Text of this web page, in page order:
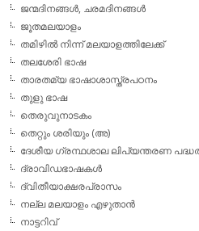
ജന്മദിനങ്ങള്‍, ചരമദിനങ്ങള്‍
ജൂതമലയാളം
തമിഴില്‍ നിന്ന് മലയാളത്തിലേക്ക്
തലശേരി ഭാഷ
താരതമ്യ ഭാഷാശാസ്ത്രപഠനം
തുളു ഭാഷ
തെരുവുനാടകം
തെറ്റും ശരിയും (അ)
ദേശീയ ഗ്രന്ഥശാല ലിപ്യന്തരണ
ദ്രാവിഡഭാഷകള്‍
ദ്വിതീയാക്ഷരപ്രാസം
നല്ല മലയാളം എഴുതാന്‍
നാട്ടറിവ്